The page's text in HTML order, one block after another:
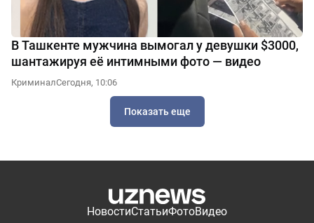
В Ташкенте мужчина вымогал у девушки $3000,
шантажируя её интимными фото — видео
КриминалСегодня, 10:06
Показать еще
НовостиСтатьиФотоВидео